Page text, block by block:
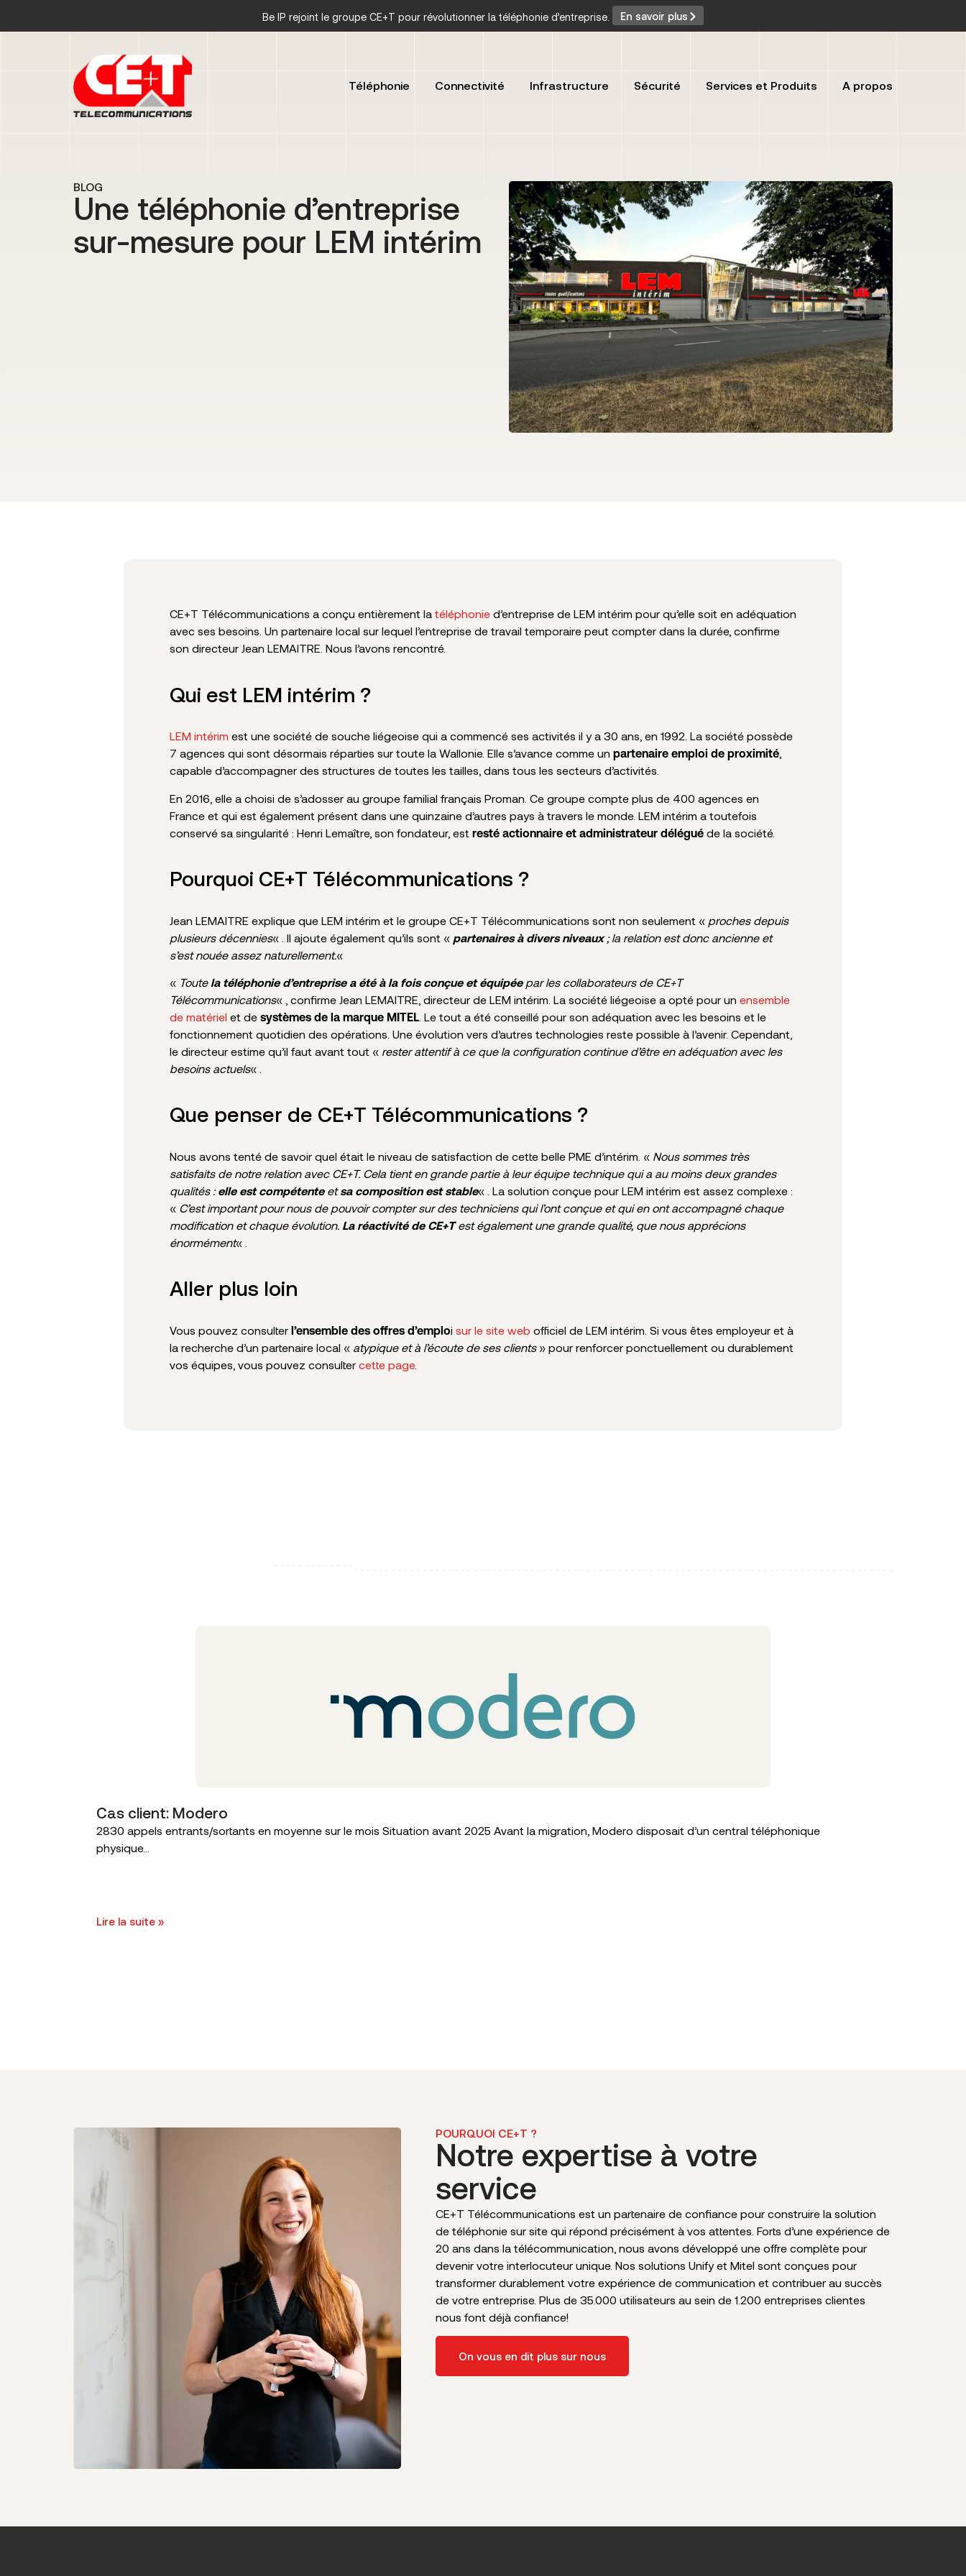
Be IP rejoint le groupe CE+T pour révolutionner la téléphonie d’entreprise. En savoir plus
Téléphonie Connectivité Infrastructure Sécurité Services et Produits A propos
BLOG
Une téléphonie d’entreprise
sur-mesure pour LEM intérim
CE+T Télécommunications a conçu entièrement la téléphonie d’entreprise de LEM intérim pour qu’elle soit en adéquation
avec ses besoins. Un partenaire local sur lequel l’entreprise de travail temporaire peut compter dans la durée, confirme
son directeur Jean LEMAITRE. Nous l’avons rencontré.
Qui est LEM intérim ?
LEM intérim est une société de souche liégeoise qui a commencé ses activités il y a 30 ans, en 1992. La société possède
7 agences qui sont désormais réparties sur toute la Wallonie. Elle s’avance comme un partenaire emploi de proximité
capable d’accompagner des structures de toutes les tailles, dans tous les secteurs d’activités.
En 2016, elle a choisi de s’adosser au groupe familial français Proman. Ce groupe compte plus de 400 agences en
France et qui est également présent dans une quinzaine d’autres pays à travers le monde. LEM intérim a toutefois
conservé sa singularité : Henri Lemaître, son fondateur, est resté actionnaire et administrateur délégué de la société.
Pourquoi CE+T Télécommunications ?
Jean LEMAITRE explique que LEM intérim et le groupe CE+T Télécommunications sont non seulement « proches depuis
plusieurs décennies« . Il ajoute également qu’ils sont « partenaires à divers niveaux; la relation est donc ancienne et
s’est nouée assez naturellement.«
« Toute la téléphonie d’entreprise a été à la fois conçue et équipéepar les collaborateurs de CE+T
Télécommunications« , confirme Jean LEMAITRE, directeur de LEM intérim. La société liégeoise a opté pour un ensemble
de matériel et de systèmes de la marque MITEL . Le tout a été conseillé pour son adéquation avec les besoins et le
fonctionnement quotidien des opérations. Une évolution vers d’autres technologies reste possible à l’avenir. Cependant,
le directeur estime qu’il faut avant tout « rester attentif à ce que la configuration continue d’être en adéquation avec les
besoins actuels« .
Que penser de CE+T Télécommunications ?
Nous avons tenté de savoir quel était le niveau de satisfaction de cette belle PME d’intérim. « Nous sommes très
satisfaits de notre relation avec CE+T. Cela tient en grande partie à leur équipe technique qui a au moins deux grandes
qualités :elle est compétenteetsa composition est stable« . La solution conçue pour LEM intérim est assez complexe :
« C’est important pour nous de pouvoir compter sur des techniciens qui l’ont conçue et qui en ont accompagné chaque
modification et chaque évolution. La réactivité de CE+Test également une grande qualité, que nous apprécions
énormément« .
Aller plus loin
Vous pouvez consulter l’ensemble des offres d’emploi sur le site web officiel de LEM intérim. Si vous êtes employeur et à
la recherche d’un partenaire local « atypique et à l’écoute de ses clients» pour renforcer ponctuellement ou durablement
vos équipes, vous pouvez consulter cette page.
Cas client: Modero
2830 appels entrants/sortants en moyenne sur le mois Situation avant 2025 Avant la migration, Modero disposait d’un central téléphonique
physique...
Lire la suite »
POURQUOI CE+T ?
Notre expertise à votre
service
CE+T Télécommunications est un partenaire de confiance pour construire la solution
de téléphonie sur site qui répond précisément à vos attentes. Forts d’une expérience de
20 ans dans la télécommunication, nous avons développé une offre complète pour
devenir votre interlocuteur unique. Nos solutions Unify et Mitel sont conçues pour
transformer durablement votre expérience de communication et contribuer au succès
de votre entreprise. Plus de 35.000 utilisateurs au sein de 1.200 entreprises clientes
nous font déjà confiance!
On vous en dit plus sur nous